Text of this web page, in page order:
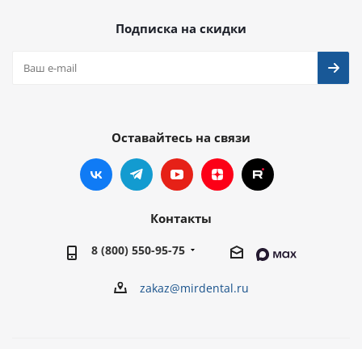
Подписка на скидки
Оставайтесь на связи
Контакты
8 (800) 550-95-75
zakaz@mirdental.ru